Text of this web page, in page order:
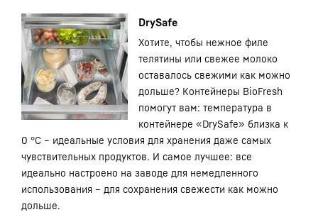
DrySafe
Хотите, чтобы нежное филе
телятины или свежее молоко
оставалось свежими как можно
дольше? Контейнеры BioFresh
помогут вам: температура в
контейнере «DrySafe» близка к
0 °C – идеальные условия для хранения даже самых
чувствительных продуктов. И самое лучшее: все
идеально настроено на заводе для немедленного
использования – для сохранения свежести как можно
дольше.